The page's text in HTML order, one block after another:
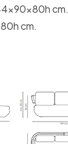
cm.
cm.